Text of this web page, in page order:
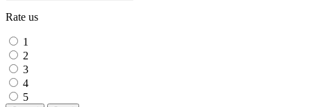
Rate us
1
2
3
4
5